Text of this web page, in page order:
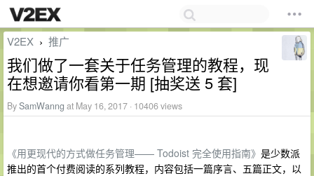
V2EX › 推广
我们做了一套关于任务管理的教程，现
在想邀请你看第一期 [抽奖送 5 套]
BySamWanng at May 16, 2017 · 10406 views
《用更现代的方式做任务管理—— Todoist 完全使用指南》 是少数派
推出的首个付费阅读的系列教程，内容包括一篇序言、五篇正文，以